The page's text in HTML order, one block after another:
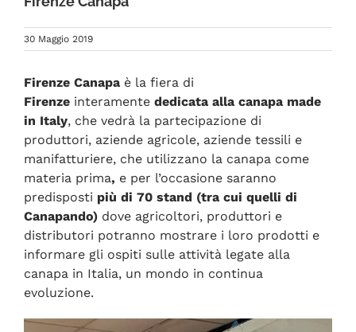
FAQ
30 Maggio 2019
Firenze Canapa è la fiera di
Firenze interamente dedicata alla canapa made
in Italy, che vedrà la partecipazione di
produttori, aziende agricole, aziende tessili e
manifatturiere, che utilizzano la canapa come
materia prima, e per l’occasione saranno
predisposti più di 70 stand (tra cui quelli di
Canapando) dove agricoltori, produttori e
distributori potranno mostrare i loro prodotti e
informare gli ospiti sulle attività legate alla
canapa in Italia, un mondo in continua
evoluzione.